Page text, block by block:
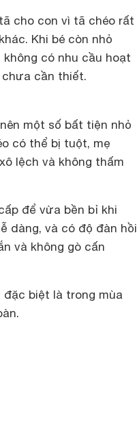
cho con vì tã chéo rất
Khi bé còn nhỏ
có nhu cầu hoạt
chưa cần thiết.
một số bất tiện nhỏ
có thể bị tuột, mẹ
lệch và không thấm
để vừa bền bỉ khi
dàng, và có độ đàn hồi
và không gò cấn
biệt là trong mùa